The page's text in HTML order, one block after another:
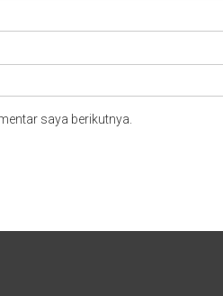
saya berikutnya.